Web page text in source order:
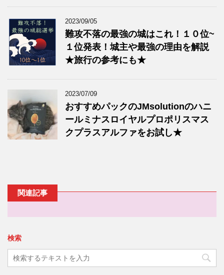
2023/09/05
難攻不落の最強の城はこれ！１０位~
１位発表！城主や最強の理由を解説
★旅行の参考にも★
2023/07/09
おすすめパックのJMsolutionのハニ
ールミナスロイヤルプロポリスマス
クプラスアルファをお試し★
関連記事
検索